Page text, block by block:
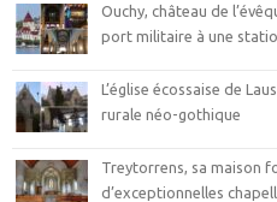
Ouchy, château de
port militaire à une
L’église écossaise de
rurale néo-gothique
Treytorrens, sa maison
d’exceptionnelles